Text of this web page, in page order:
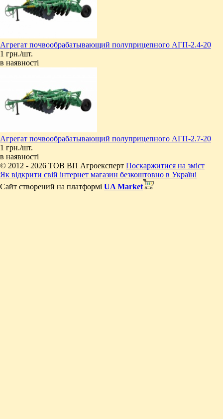
Агрегат почвообрабатывающий полуприцепного АГП-2.4-20
1 грн./шт.
в наявності
Агрегат почвообрабатывающий полуприцепного АГП-2.7-20
1 грн./шт.
в наявності
© 2012 - 2026 ТОВ ВП Агроексперт Поскаржитися на зміст
Як відкрити свій інтернет магазин безкоштовно в Україні
Сайт створений на платформі UA Market